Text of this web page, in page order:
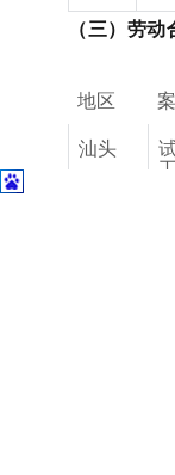
（三）劳
地区
汕头